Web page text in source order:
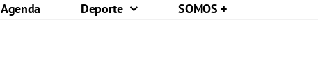
Agenda Deporte SOMOS +